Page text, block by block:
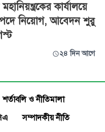
কার্যালয়ে
নিয়োগ, আবেদন শুরু
২৪ দিন আগে
শর্তাবলি ও নীতিমালা
সম্পাদকীয় নীতি